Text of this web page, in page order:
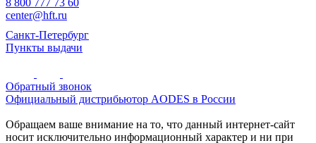
center@hft.ru
Санкт-Петербург
Пункты выдачи
Обратный звонок
Официальный дистрибьютор AODES в России
Обращаем ваше внимание на то, что данный интернет-сайт
носит исключительно информационный характер и ни при